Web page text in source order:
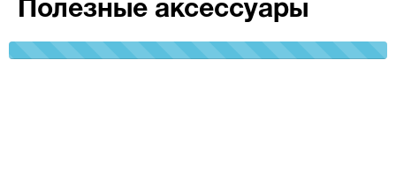
Полезные аксессуары
100%